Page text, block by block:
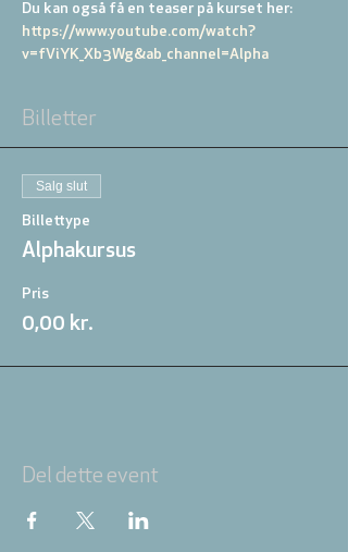
Du kan også få en teaser på kurset her:
https://www.youtube.com/watch?
v=fViYK_Xb3Wg&ab_channel=Alpha
Billetter
Salg slut
Billettype
Alphakursus
Pris
0,00 kr.
Del dette event